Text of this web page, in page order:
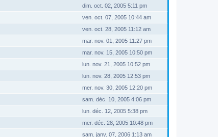
dim. oct. 02, 2005 5:11 pm
ven. oct. 07, 2005 10:44 am
ven. oct. 28, 2005 11:12 am
mar. nov. 01, 2005 11:27 pm
mar. nov. 15, 2005 10:50 pm
lun. nov. 21, 2005 10:52 pm
lun. nov. 28, 2005 12:53 pm
mer. nov. 30, 2005 12:20 pm
sam. déc. 10, 2005 4:06 pm
lun. déc. 12, 2005 5:38 pm
mer. déc. 28, 2005 10:48 pm
sam. janv. 07, 2006 1:13 am